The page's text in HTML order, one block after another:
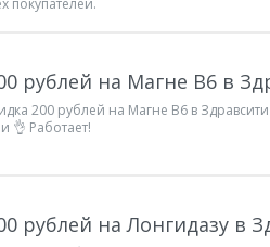
покупателей.
рублей на Магне В6 в
200 рублей на Магне В6 в
👌 Работает!
рублей на Лонгидазу в